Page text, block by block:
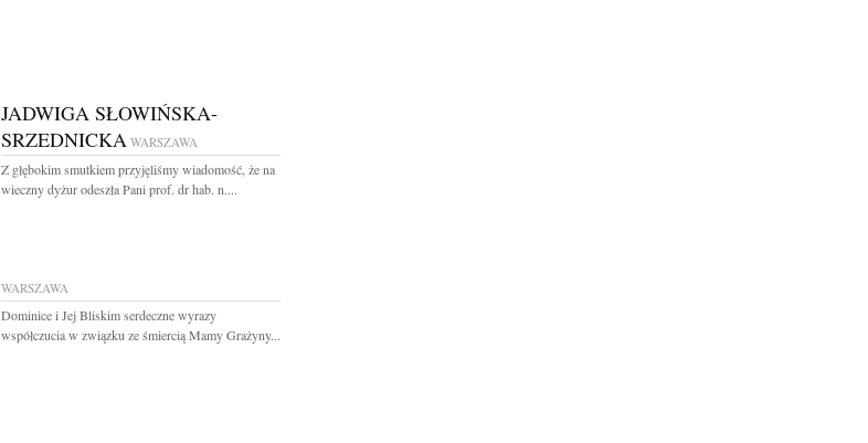
JADWIGA SŁOWIŃSKA-
SRZEDNICKA WARSZAWA
Z głębokim smutkiem przyjęliśmy wiadomość, że na
wieczny dyżur odeszła Pani prof. dr hab. n....
WARSZAWA
Dominice i Jej Bliskim serdeczne wyrazy
współczucia w związku ze śmiercią Mamy Grażyny...